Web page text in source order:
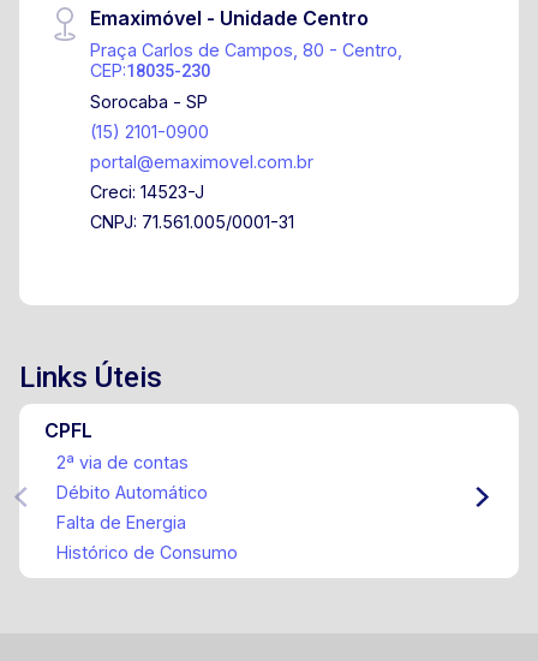
Emaximóvel - Unidade Centro
Praça Carlos de Campos, 80 - Centro,
CEP:18035-230
Sorocaba - SP
(15) 2101-0900
portal@emaximovel.com.br
Creci: 14523-J
CNPJ: 71.561.005/0001-31
Links Úteis
CPFL
2ª via de contas
Débito Automático
Falta de Energia
Histórico de Consumo